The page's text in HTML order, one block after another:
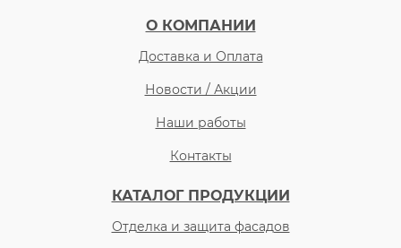
О КОМПАНИИ
Доставка и Оплата
Новости / Акции
Наши работы
Контакты
КАТАЛОГ ПРОДУКЦИИ
Отделка и защита фасадов